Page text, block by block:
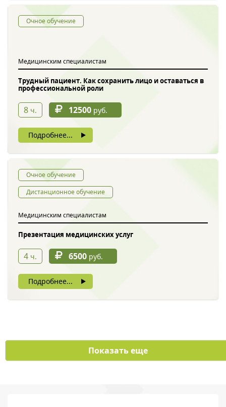
Очное обучение
Медицинским специалистам
Трудный пациент. Как сохранить лицо и оставаться в
профессиональной роли
8 ч. 12500 руб.
Подробнее...
Очное обучение
Дистанционное обучение
Медицинским специалистам
Презентация медицинских услуг
4 ч. 6500 руб.
Подробнее...
Показать еще
Нажимая на кнопку, вы даете согласие на обработку своих
персональных данных